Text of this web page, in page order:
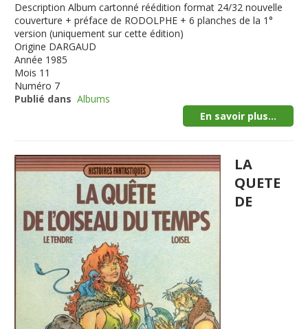
Description Album cartonné réédition format 24/32 nouvelle
couverture + préface de RODOLPHE + 6 planches de la 1°
version (uniquement sur cette édition)
Origine DARGAUD
Année 1985
Mois 11
Numéro 7
Publié dans Albums
En savoir plus...
LA
QUETE
DE